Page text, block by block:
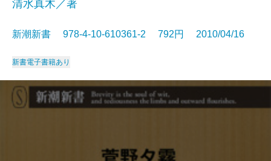
清水真木／著
新潮新書 978-4-10-610361-2 792円 2010/04/16
新書電子書籍あり